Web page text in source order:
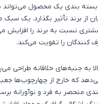
بسته بندی یک محصول می‌تواند
از برند تأثیر بگذارد. یک
نسبت به برند را افزایش
کنندگان را تقویت می‌کند.
به جنبه‌های خلاقانه طراحی
که خارج از چهارچوب‌ها
منحصر به فرد و نوآورانه